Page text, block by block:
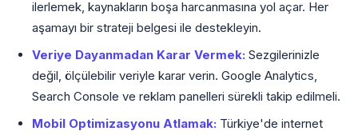
ilerlemek, kaynakların boşa harcanmasına yol açar. Her
aşamayı bir strateji belgesi ile destekleyin.
Veriye Dayanmadan Karar Vermek: Sezgilerinizle
değil, ölçülebilir veriyle karar verin. Google Analytics,
Search Console ve reklam panelleri sürekli takip edilmeli.
Mobil Optimizasyonu Atlamak: Türkiye'de internet